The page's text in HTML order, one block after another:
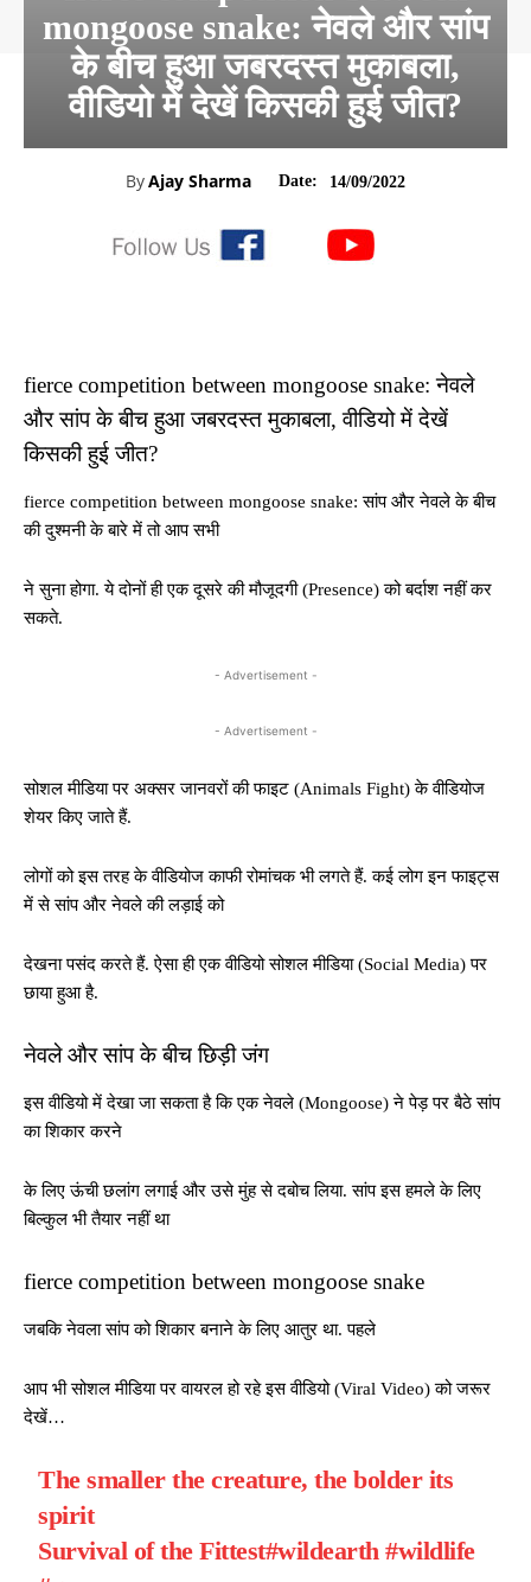
mongoose snake: नेवले और सांप
के बीच हुआ जबरदस्त मुकाबला,
वीडियो में देखें किसकी हुई जीत?
ByAjay Sharma Date: 14/09/2022
fierce competition between mongoose snake: नेवले
और सांप के बीच हुआ जबरदस्त मुकाबला, वीडियो में देखें
किसकी हुई जीत?
fierce competition between mongoose snake: सांप और नेवले के बीच
की दुश्मनी के बारे में तो आप सभी
ने सुना होगा. ये दोनों ही एक दूसरे की मौजूदगी (Presence) को बर्दाश नहीं कर
सकते.
- Advertisement -
- Advertisement -
सोशल मीडिया पर अक्सर जानवरों की फाइट (Animals Fight) के वीडियोज
शेयर किए जाते हैं.
लोगों को इस तरह के वीडियोज काफी रोमांचक भी लगते हैं. कई लोग इन फाइट्स
में से सांप और नेवले की लड़ाई को
देखना पसंद करते हैं. ऐसा ही एक वीडियो सोशल मीडिया (Social Media) पर
छाया हुआ है.
नेवले और सांप के बीच छिड़ी जंग
इस वीडियो में देखा जा सकता है कि एक नेवले (Mongoose) ने पेड़ पर बैठे सांप
का शिकार करने
के लिए ऊंची छलांग लगाई और उसे मुंह से दबोच लिया. सांप इस हमले के लिए
बिल्कुल भी तैयार नहीं था
fierce competition between mongoose snake
जबकि नेवला सांप को शिकार बनाने के लिए आतुर था. पहले
आप भी सोशल मीडिया पर वायरल हो रहे इस वीडियो (Viral Video) को जरूर
देखें…
The smaller the creature, the bolder its
spirit
Survival of the Fittest#wildearth #wildlife